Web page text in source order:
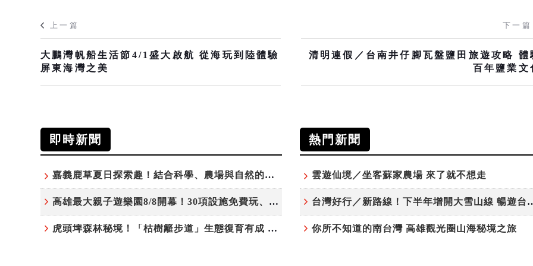
上一篇
大鵬灣帆船生活節4/1盛大啟航 從海玩到陸體驗
屏東海灣之美
下一篇
清明連假／台南井仔腳瓦盤鹽田旅遊攻略 體
百年鹽業文
即時新聞
嘉義鹿草夏日探索趣！結合科學、農場與自然的親子小旅行
高雄最大親子遊樂園8/8開幕！30項設施免費玩、YOYO家族嗨翻暑假
虎頭埤森林秘境！「枯樹籬步道」生態復育有成 走進大自然生命教室
熱門新聞
雲遊仙境／坐客蘇家農場 來了就不想走
台灣好行／新路線！下半
你所不知道的南台灣 高雄觀光圈山海秘境之旅